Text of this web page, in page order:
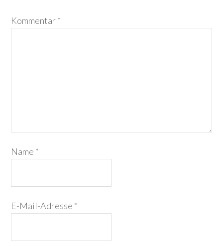
Kommentar*
Name *
E-Mail-Adresse *